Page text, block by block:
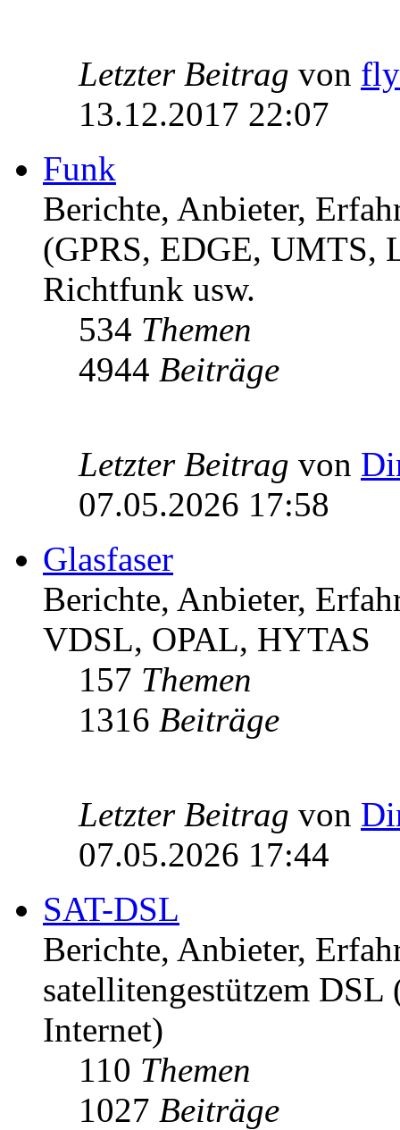
Letzter Beitrag von
13.12.2017 22:07
Funk
Berichte, Anbieter,
(GPRS, EDGE,
Richtfunk usw.
534 Themen
4944 Beiträge
Letzter Beitrag von
07.05.2026 17:58
Glasfaser
Berichte, Anbieter,
VDSL, OPAL, HYTAS
157 Themen
1316 Beiträge
Letzter Beitrag von
07.05.2026 17:44
SAT-DSL
Berichte, Anbieter,
satellitengestützem
Internet)
110 Themen
1027 Beiträge